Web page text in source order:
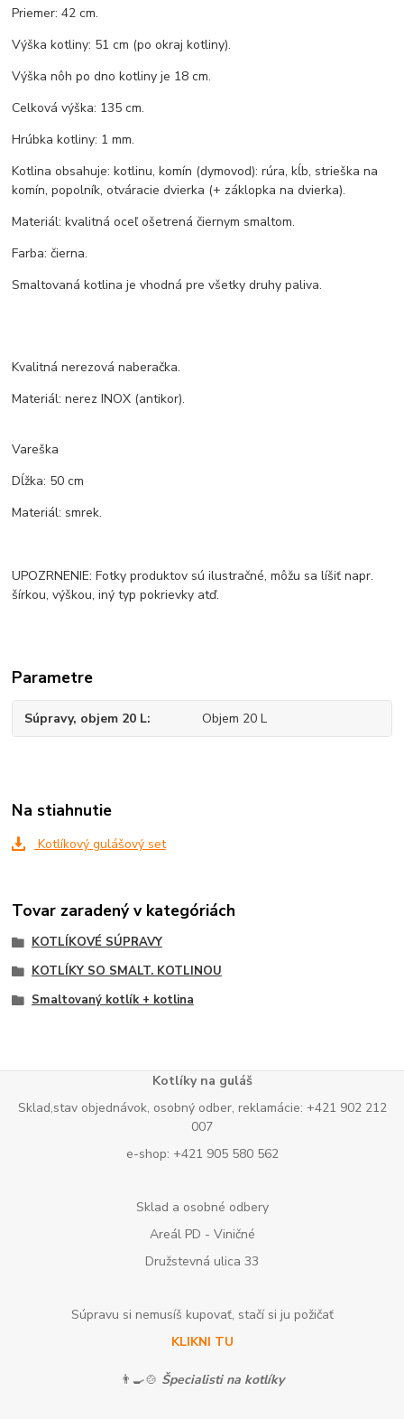
Priemer: 42 cm.
Výška kotliny: 51 cm (po okraj kotliny).
Výška nôh po dno kotliny je 18 cm.
Celková výška: 135 cm.
Hrúbka kotliny: 1 mm.
Kotlina obsahuje: kotlinu, komín (dymovod): rúra, kĺb, strieška na
komín, popolník, otváracie dvierka (+ záklopka na dvierka).
Materiál: kvalitná oceľ ošetrená čiernym smaltom.
Farba: čierna.
Smaltovaná kotlina je vhodná pre všetky druhy paliva.
Kvalitná nerezová naberačka.
Materiál: nerez INOX (antikor).
Vareška
Dĺžka: 50 cm
Materiál: smrek.
UPOZRNENIE: Fotky produktov sú ilustračné, môžu sa líšiť napr.
šírkou, výškou, iný typ pokrievky atď.
Parametre
Súpravy, objem 20 L Objem 20 L
Na stiahnutie
Kotlíkový gulášový set
Tovar zaradený v kategóriách
KOTLÍKOVÉ SÚPRAVY
KOTLÍKY SO SMALT. KOTLINOU
Smaltovaný kotlík + kotlina
Kotlíky na guláš
Sklad,stav objednávok, osobný odber, reklamácie: +421 902 212
007
e-shop: +421 905 580 562
Sklad a osobné odbery
Areál PD - Viničné
Družstevná ulica 33
Súpravu si nemusíš kupovať, stačí si ju požičať
KLIKNI TU
👨‍🍳🍲 Špecialisti na kotlíky